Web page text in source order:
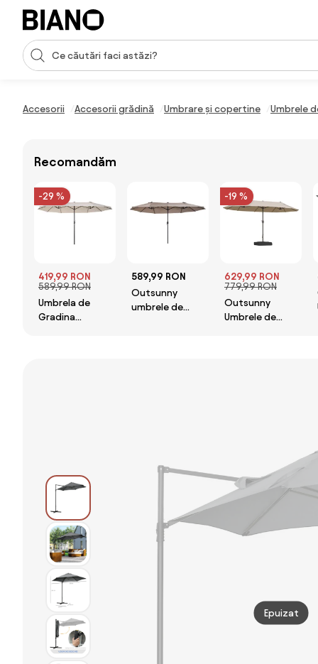
Sari peste navigare, accesează conținutul
Introducerea căutării
Accesorii Accesorii grădină Umbrare și copertine Umbrele
Recomandăm
-29 %
419,99 RON
589,99 RON
Umbrela de
Gradina
589,99 RON
Outsunny
umbrele de
-19 %
629,99 RON
779,99 RON
Outsunny
Umbrele de
Epuizat